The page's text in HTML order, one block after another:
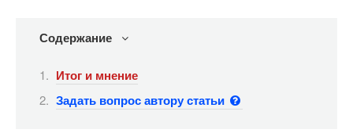
Содержание
Итог и мнение
Задать вопрос автору статьи